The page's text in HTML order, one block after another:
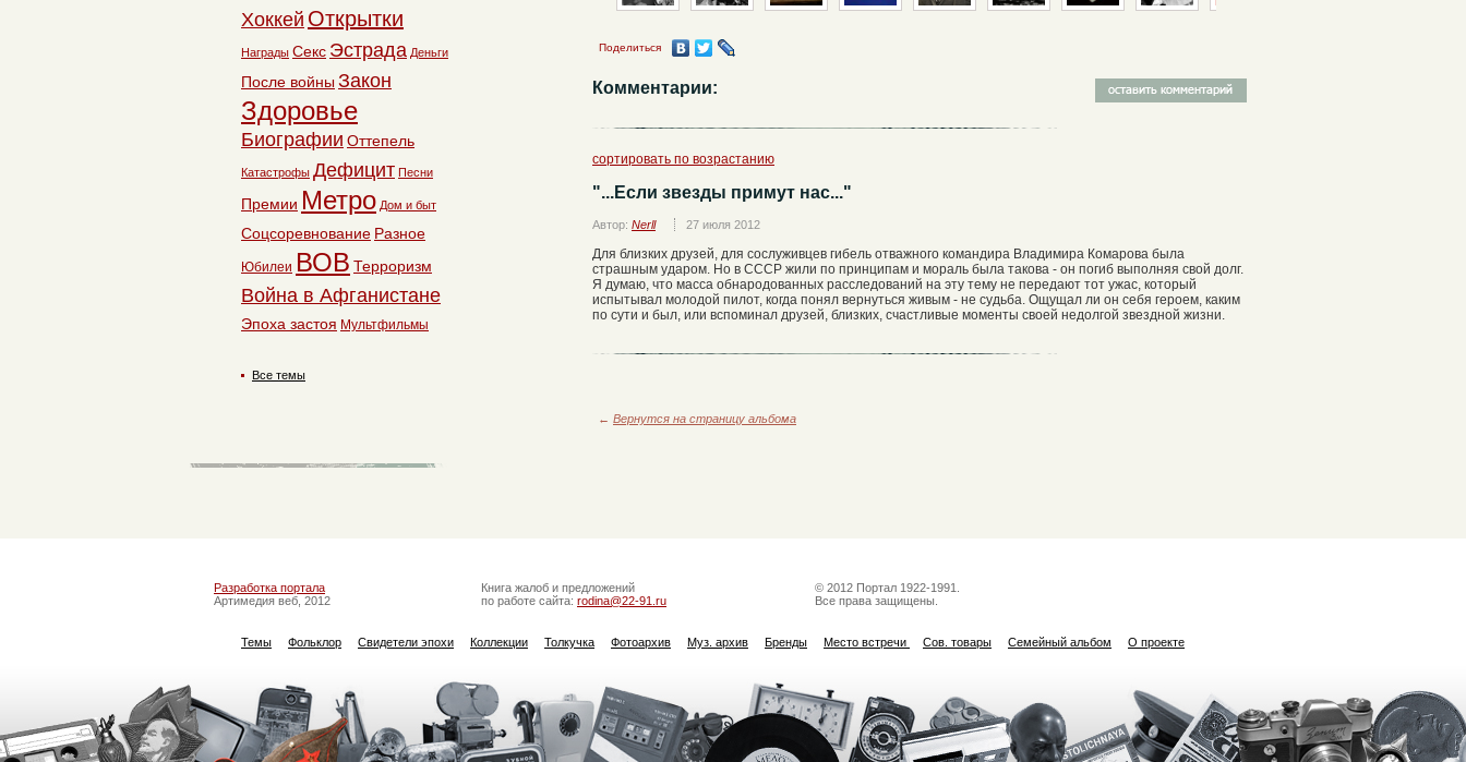
Поделиться
Комментарии:
сортировать по возрастанию
"...Если звезды примут нас..."
Автор: Nerll 27 июля 2012
Для близких друзей, для сослуживцев гибель отважного командира Владимира Комарова была
страшным ударом. Но в СССР жили по принципам и мораль была такова - он погиб выполняя свой долг.
Я думаю, что масса обнародованных расследований на эту тему не передают тот ужас, который
испытывал молодой пилот, когда понял вернуться живым - не судьба. Ощущал ли он себя героем, каким
по сути и был, или вспоминал друзей, близких, счастливые моменты своей недолгой звездной жизни.
← Вернутся на страницу альбома
Хоккей Открытки
Награды Секс Эстрада Деньги
После войны Закон
Здоровье
Биографии Оттепель
Катастрофы Дефицит Песни
Премии Метро Дом и быт
Соцсоревнование Разное
Юбилеи ВОВ Терроризм
Война в Афганистане
Эпоха застоя Мультфильмы
Все темы
Разработка портала
Артимедия веб, 2012
Книга жалоб и предложений
по работе сайта: rodina@22-91.ru
© 2012 Портал 1922-1991.
Все права защищены.
Темы Фольклор Свидетели эпохи Коллекции Толкучка Фотоархив Муз. архив Бренды Место встречи Сов. товары Семейный альбом О проекте